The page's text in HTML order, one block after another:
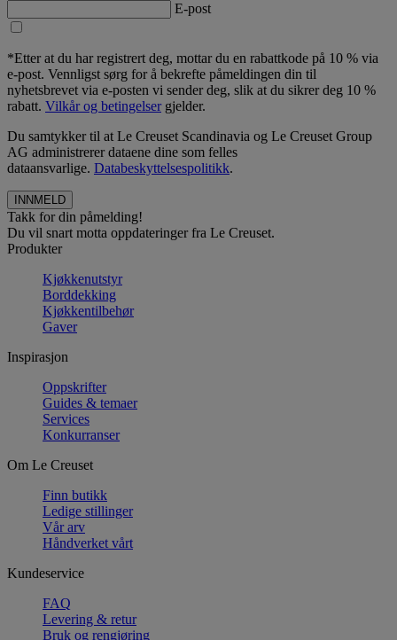
E-post
*Etter at du har registrert deg, mottar du en rabattkode på 10 % via
e-post. Vennligst sørg for å bekrefte påmeldingen din til
nyhetsbrevet via e-posten vi sender deg, slik at du sikrer deg 10 %
rabatt. Vilkår og betingelsergjelder.
Du samtykker til at Le Creuset Scandinavia og Le Creuset Group
AG administrerer dataene dine som felles
dataansvarlige. Databeskyttelsespolitikk.
Takk for din påmelding!
Du vil snart motta oppdateringer fra Le Creuset.
Produkter
Kjøkkenutstyr
Borddekking
Kjøkkentilbehør
Gaver
Inspirasjon
Oppskrifter
Guides & temaer
Services
Konkurranser
Om Le Creuset
Finn butikk
Ledige stillinger
Vår arv
Håndverket vårt
Kundeservice
FAQ
Levering & retur
Bruk og rengjøring